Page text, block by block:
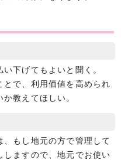
下げてもよいと聞く。
で、利用価値を高められ
教えてほしい。
もし地元の方で管理して
しますので、地元でお使い